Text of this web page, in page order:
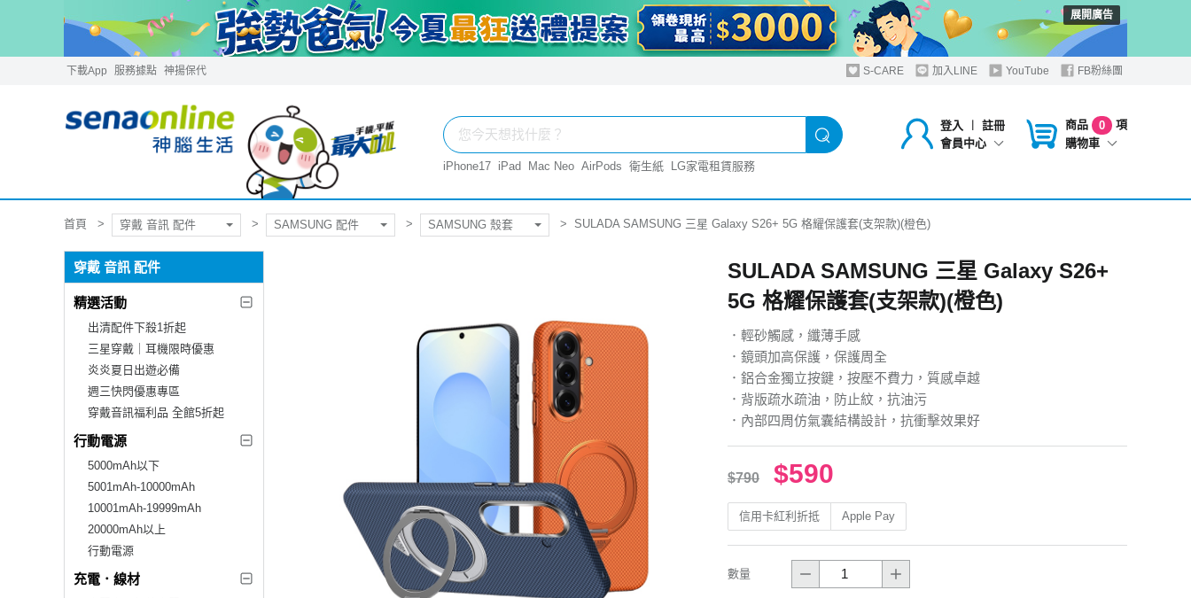
展開廣告
下載App 服務據點 神揚保代 S-CARE 加入LINE YouTube FB粉絲團
登入 ︱
註冊
會員中心
商品 0
項
購物車
iPhone17 iPad Mac Neo AirPods 衛生紙 LG家電租賃服務
首頁 穿戴 音訊 配件 SAMSUNG 配件 SAMSUNG 殼套 SULADA SAMSUNG 三星 Galaxy S26+ 5G 格耀保護套(支架款)(橙色)
穿戴 音訊 配件
精選活動
出清配件下殺1折起
三星穿戴｜耳機限時優惠
炎炎夏日出遊必備
週三快閃優惠專區
穿戴音訊福利品 全館5折起
行動電源
5000mAh以下
5001mAh-10000mAh
10001mAh-19999mAh
20000mAh以上
行動電源
充電．線材
SULADA SAMSUNG 三星 Galaxy S26+
5G 格耀保護套(支架款)(橙色)
．輕砂觸感，纖薄手感
．鏡頭加高保護，保護周全
．鋁合金獨立按鍵，按壓不費力，質感卓越
．背版疏水疏油，防止紋，抗油污
．內部四周仿氣囊結構設計，抗衝擊效果好
$790 $590
信用卡紅利折抵 Apple Pay
數量